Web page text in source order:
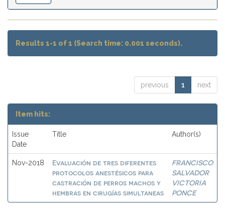
Results 1-1 of 1 (Search time: 0.001 seconds).
previous 1 next
Item hits:
Issue
Date
Title Author(s)
Nov-2018
Evaluación de tres diferentes
protocolos anestésicos para
castración de perros machos y
hembras en cirugías simultaneas
FRANCISCO
SALVADOR
VICTORIA
PONCE